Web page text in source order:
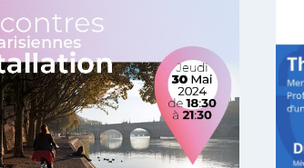
I
P
A
T
I
O
N